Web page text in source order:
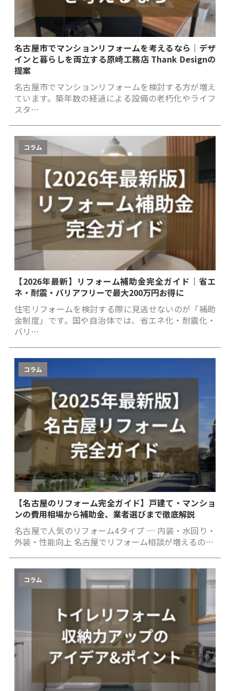
名古屋市でマンションリフォームを考えるなら｜デザ
インと暮らしを両立する原崎工務店 Thank Designの
提案
名古屋市でマンションリフォームを検討する方が増え
ています。築年数の経過による設備の老朽化やライフ
スタ…
コラム
【2026年最新】リフォーム補助金完全ガイド｜省エ
ネ・耐震・バリアフリーで最大200万円お得に
住宅リフォームを検討する際に見逃せないのが「補助
金制度」です。国や自治体では、省エネ化・耐震化・
バリ…
コラム
【名古屋のリフォーム完全ガイド】戸建て・マンショ
ンの費用相場から補助金、業者選びまで徹底解説
名古屋で人気のリフォーム4タイプ ─ 内装・水回り・
外装・性能向上 名古屋でリフォーム相談が増えるの…
コラム